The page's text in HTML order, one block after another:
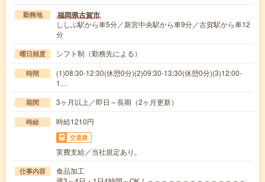
勤務地 福岡県古賀市
ししぶ駅から車5分／新宮中央駅から車9分／古賀駅から車12
分
曜日頻度 シフト制（勤務先による）
時間
(1)08:30-12:30(休憩0分)(2)09:30-13:30(休憩0分)(3)12:00-
1…
期間 3ヶ月以上／即日～長期（2ヶ月更新）
時給 時給1210円
交通費
実費支給／当社規定あり。
仕事内容
食品加工